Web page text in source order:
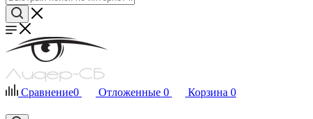
Сравнение0 Отложенные 0 Корзина 0